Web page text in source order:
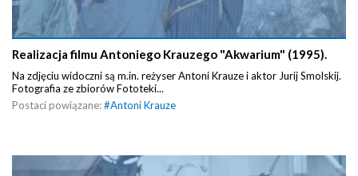
Realizacja filmu Antoniego Krauzego "Akwarium" (1995).
Na zdjęciu widoczni są m.in. reżyser Antoni Krauze i aktor Jurij Smolskij.
Fotografia ze zbiorów Fototeki...
Postaci powiązane:#Antoni Krauze